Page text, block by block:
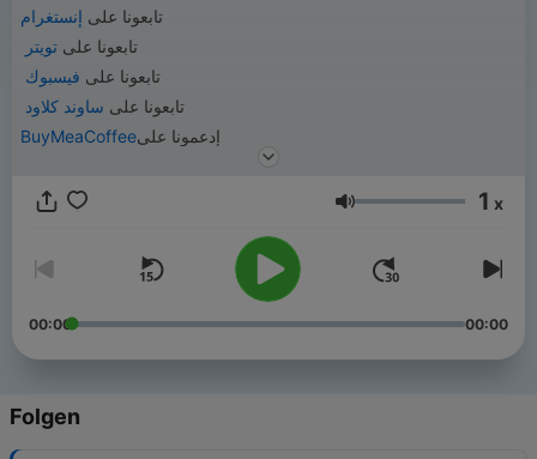
تابعونا على إنستغرام
تابعونا على تويتر
تابعونا على فيسبوك
تابعونا على ساوند كلاود
BuyMeaCoffeeإدعمونا على
Lautstärke 1 x
00:00 00:00
Folgen